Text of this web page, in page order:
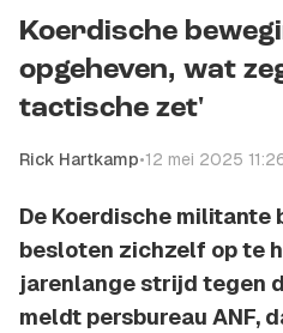
Koerdische
opgeheven, wat
tactische zet'
Rick Hartkamp•12 mei 2025
De Koerdische militante
besloten zichzelf op te
jarenlange strijd tegen
meldt persbureau ANF,